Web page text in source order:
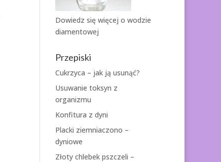
Dowiedz się więcej o wodzie
diamentowej
Przepiski
Cukrzyca – jak ją usunąć?
Usuwanie toksyn z
organizmu
Konfitura z dyni
Placki ziemniaczono –
dyniowe
Złoty chlebek pszczeli –